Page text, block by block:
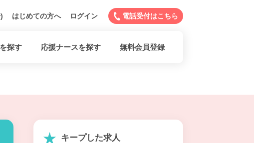
はじめての方へ ログイン 電話受付はこちら
探す 応援ナースを探す 無料会員登録
キープした求人